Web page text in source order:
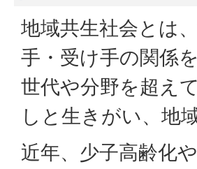
地域共生社会とは
手・受け手の関係
世代や分野を超え
しと生きがい、地
近年、少子高齢化